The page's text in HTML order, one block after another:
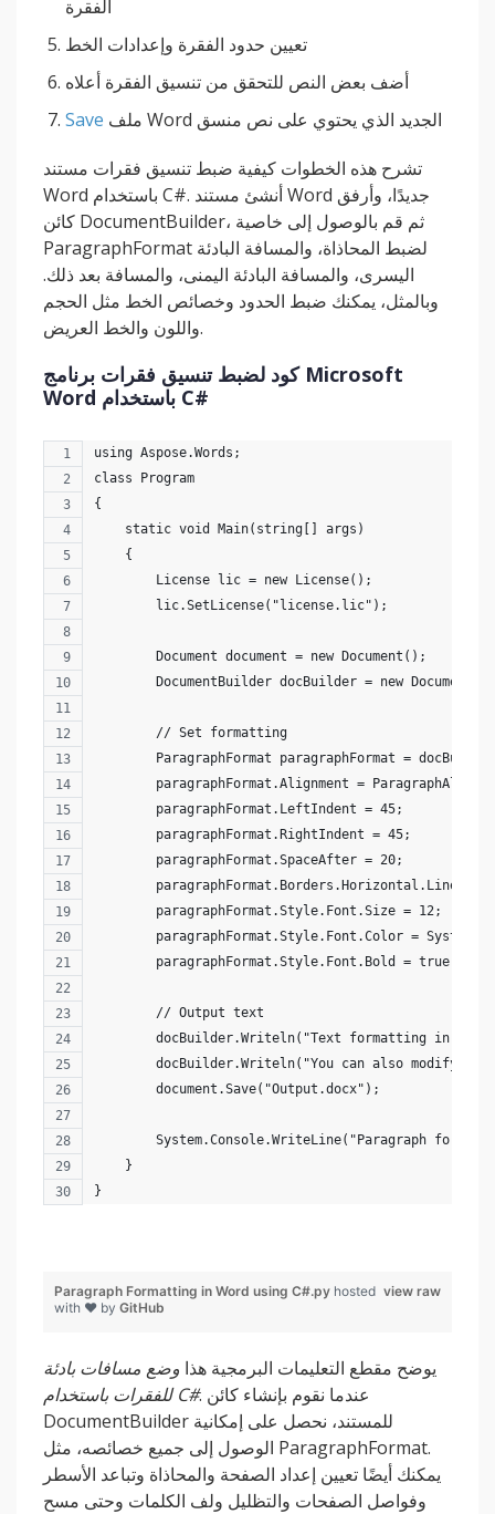
الفقرة
تعيين حدود الفقرة وإعدادات الخط
أضف بعض النص للتحقق من تنسيق الفقرة أعلاه
Save
ملف Word الجديد الذي يحتوي على نص منسق
تشرح هذه الخطوات كيفية ضبط تنسيق فقرات مستند
Word باستخدام C#. أنشئ مستند Word جديدًا، وأرفق
كائن DocumentBuilder، ثم قم بالوصول إلى خاصية
ParagraphFormat لضبط المحاذاة، والمسافة البادئة
اليسرى، والمسافة البادئة اليمنى، والمسافة بعد ذلك.
وبالمثل، يمكنك ضبط الحدود وخصائص الخط مثل الحجم
واللون والخط العريض.
كود لضبط تنسيق فقرات برنامج Microsoft
Word باستخدام C#
using Aspose.Words;
class Program
{
    static void Main(string[] args)
    {
        License lic = new License();
        lic.SetLicense("license.lic");
        Document document = new Document();
DocumentBuilder docBuilder = new
        // Set formatting
ParagraphFormat paragraphFormat =
paragraphFormat.Alignment =
        paragraphFormat.LeftIndent = 45;
        paragraphFormat.RightIndent = 45;
        paragraphFormat.SpaceAfter = 20;
        paragraphFormat.Style.Font.Size = 12;
paragraphFormat.Style.Font.Color =
        paragraphFormat.Style.Font.Bold = true;
        // Output text
docBuilder.Writeln("Text formatting in a
docBuilder.Writeln("You can also modify
        document.Save("Output.docx");
System.Console.WriteLine("Paragraph
    }
}
view raw
Paragraph Formatting in Word using C#.py hosted
with ❤ by GitHub
يوضح مقطع التعليمات البرمجية هذا وضع مسافات بادئة
للفقرات باستخدام C#. عندما نقوم بإنشاء كائن
DocumentBuilder للمستند، نحصل على إمكانية
الوصول إلى جميع خصائصه، مثل ParagraphFormat.
يمكنك أيضًا تعيين إعداد الصفحة والمحاذاة وتباعد الأسطر
وفواصل الصفحات والتظليل ولف الكلمات وحتى مسح